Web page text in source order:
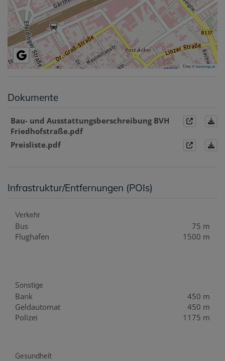
Tiles ©basemap.at
Dokumente
Bau- und Ausstattungsberschreibung BVH
Friedhofstraße.pdf
Preisliste.pdf
Infrastruktur/Entfernungen (POIs)
Verkehr
Bus
75 m
Flughafen
1500 m
Sonstige
Bank
450 m
Geldautomat
450 m
Polizei
1175 m
Gesundheit